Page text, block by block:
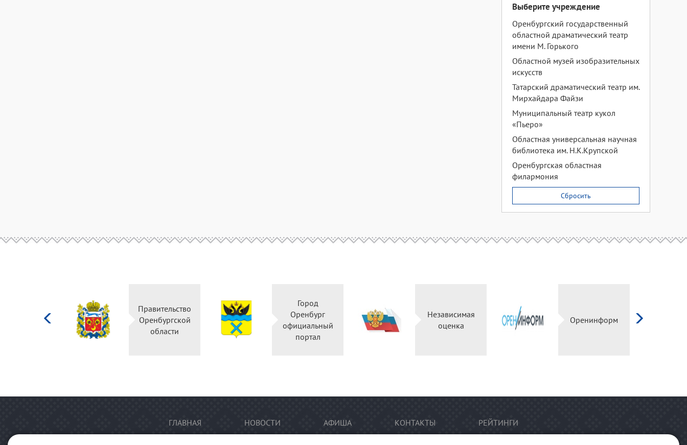
Выберите учреждение
Оренбургский государственный
областной драматический театр
имени М. Горького
Областной музей изобразительных
искусств
Татарский драматический театр им.
Мирхайдара Файзи
Муниципальный театр кукол
«Пьеро»
Областная универсальная научная
библиотека им. Н.К.Крупской
Оренбургская областная
филармония
Сбросить
Правительство
Оренбургской
области
Город
Оренбург
официальный
портал
Независимая
оценка
Оренинформ
ГЛАВНАЯ НОВОСТИ АФИША КОНТАКТЫ РЕЙТИНГИ